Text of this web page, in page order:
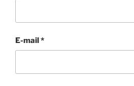
E-mail*